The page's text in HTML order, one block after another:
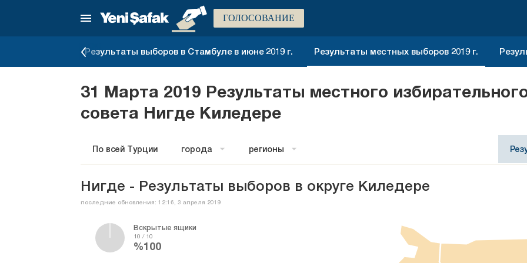
ГОЛОСОВАНИЕ
Результаты выборов в Стамбуле в июне 2019 г. Результаты местных выборов 2019 г.
31 Марта 2019 Результаты местного
совета Нигде Киледере
По всей Турции города регионы
Нигде - Результаты выборов в округе Киледере
последние обновления: 12:16, 3 апреля 2019
Вскрытые ящики
10 / 10
%100